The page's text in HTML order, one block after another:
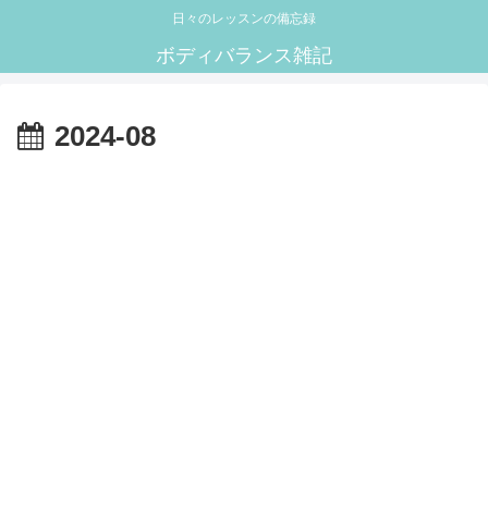
日々のレッスンの備忘録
ボディバランス雑記
2024-08